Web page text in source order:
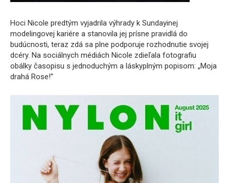
Hoci Nicole predtým vyjadrila výhrady k Sundayinej
modelingovej kariére a stanovila jej prísne pravidlá do
budúcnosti, teraz zdá sa plne podporuje rozhodnutie svojej
dcéry. Na sociálnych médiách Nicole zdieľala fotografiu
obálky časopisu s jednoduchým a láskyplným popisom: „Moja
drahá Rose!“